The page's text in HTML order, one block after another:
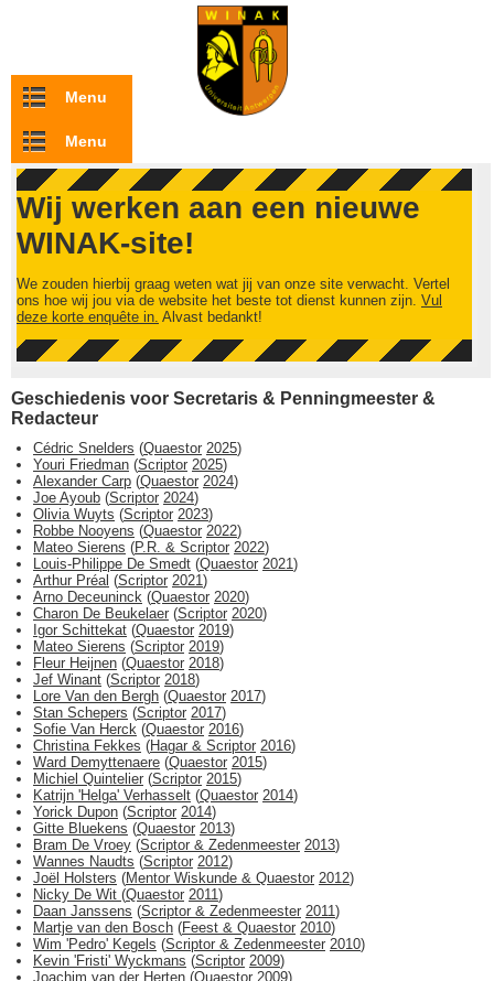
Overslaan en naar de inhoud gaan
Menu
Menu
Wij werken aan een nieuwe
WINAK-site!
We zouden hierbij graag weten wat jij van onze site verwacht. Vertel
ons hoe wij jou via de website het beste tot dienst kunnen zijn. Vul
deze korte enquête in. Alvast bedankt!
Geschiedenis voor Secretaris & Penningmeester &
Redacteur
Cédric Snelders (Quaestor 2025)
Youri Friedman (Scriptor 2025)
Alexander Carp (Quaestor 2024)
Joe Ayoub (Scriptor 2024)
Olivia Wuyts (Scriptor 2023)
Robbe Nooyens (Quaestor 2022)
Mateo Sierens (P.R. & Scriptor 2022)
Louis-Philippe De Smedt (Quaestor 2021)
Arthur Préal (Scriptor 2021)
Arno Deceuninck (Quaestor 2020)
Charon De Beukelaer (Scriptor 2020)
Igor Schittekat (Quaestor 2019)
Mateo Sierens (Scriptor 2019)
Fleur Heijnen (Quaestor 2018)
Jef Winant (Scriptor 2018)
Lore Van den Bergh (Quaestor 2017)
Stan Schepers (Scriptor 2017)
Sofie Van Herck (Quaestor 2016)
Christina Fekkes (Hagar & Scriptor 2016)
Ward Demyttenaere (Quaestor 2015)
Michiel Quintelier (Scriptor 2015)
Katrijn 'Helga' Verhasselt (Quaestor 2014)
Yorick Dupon (Scriptor 2014)
Gitte Bluekens (Quaestor 2013)
Bram De Vroey (Scriptor & Zedenmeester 2013)
Wannes Naudts (Scriptor 2012)
Joël Holsters (Mentor Wiskunde & Quaestor 2012)
Nicky De Wit (Quaestor 2011)
Daan Janssens (Scriptor & Zedenmeester 2011)
Martje van den Bosch (Feest & Quaestor 2010)
Wim 'Pedro' Kegels (Scriptor & Zedenmeester 2010)
Kevin 'Fristi' Wyckmans (Scriptor 2009)
Joachim van der Herten (Quaestor 2009)